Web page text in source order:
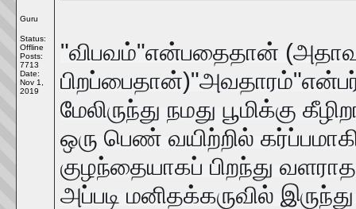
Guru
Status:
Offline
Posts:
7713
Date:
Nov 1,
2019
"விபவம்"என்பதைதான்
மேலிருந்து நமது பூமிக்கு
ஒரு பெண் வயிற்றில்
குழந்தையாகப் பிறந்து
அப்படி மனிதக்கருவில்